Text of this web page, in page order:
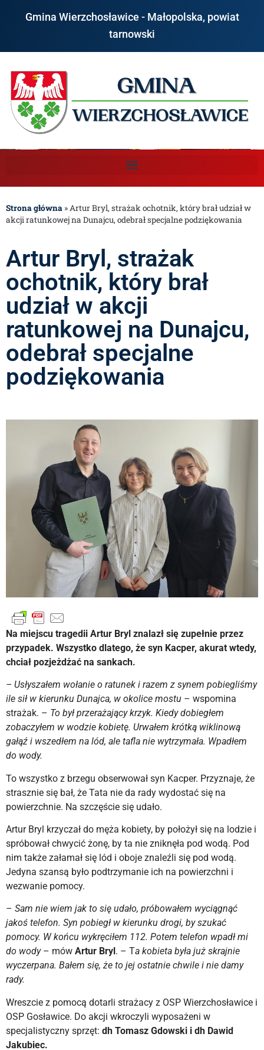
Gmina Wierzchosławice - Małopolska, powiat
tarnowski
Strona główna »Artur Bryl, strażak ochotnik, który brał udział w
akcji ratunkowej na Dunajcu, odebrał specjalne podziękowania
Artur Bryl, strażak
ochotnik, który brał
udział w akcji
ratunkowej na Dunajcu,
odebrał specjalne
podziękowania
Na miejscu tragedii Artur Bryl znalazł się zupełnie przez
przypadek. Wszystko dlatego, że syn Kacper, akurat wtedy,
chciał pozjeżdżać na sankach.
– Usłyszałem wołanie o ratunek i razem z synem pobiegliśmy
ile sił w kierunku Dunajca, w okolice mostu – wspomina
strażak. – To był przerażający krzyk. Kiedy dobiegłem
zobaczyłem w wodzie kobietę. Urwałem krótką wiklinową
gałąź i wszedłem na lód, ale tafla nie wytrzymała. Wpadłem
do wody.
To wszystko z brzegu obserwował syn Kacper. Przyznaje, że
strasznie się bał, że Tata nie da rady wydostać się na
powierzchnie. Na szczęście się udało.
Artur Bryl krzyczał do męża kobiety, by położył się na lodzie i
spróbował chwycić żonę, by ta nie zniknęła pod wodą. Pod
nim także załamał się lód i oboje znaleźli się pod wodą.
Jedyna szansą było podtrzymanie ich na powierzchni i
wezwanie pomocy.
– Sam nie wiem jak to się udało, próbowałem wyciągnąć
jakoś telefon. Syn pobiegł w kierunku drogi, by szukać
pomocy. W końcu wykręciłem 112. Potem telefon wpadł mi
do wody– mów Artur Bryl . – Ta kobieta była już skrajnie
wyczerpana. Bałem się, że to jej ostatnie chwile i nie damy
rady.
Wreszcie z pomocą dotarli strażacy z OSP Wierzchosławice i
OSP Gosławice. Do akcji wkroczyli wyposażeni w
specjalistyczny sprzęt: dh Tomasz Gdowski i dh Dawid
Jakubiec.